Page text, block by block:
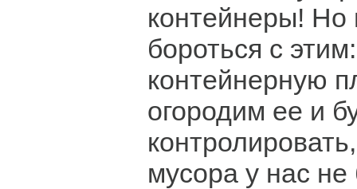
контейнеры!
бороться с
контейнерную
огородим ее и
мусора у нас не